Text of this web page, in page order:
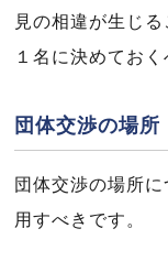
見の相違が生じ
１名に決めておく
団体交渉の場所
団体交渉の場所
用すべきです。